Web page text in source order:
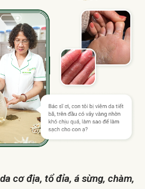
cơ địa, tổ đỉa, á sừng, chàm,